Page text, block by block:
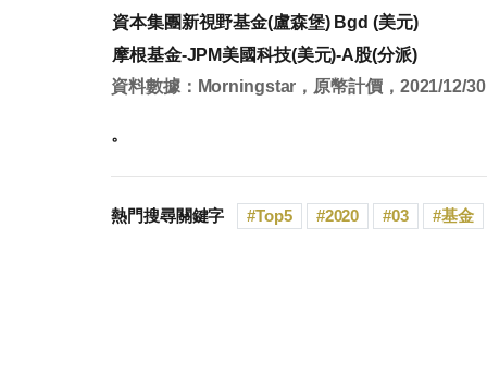
資本集團新視野基金(盧森堡) Bgd (美元)
摩根基金-JPM美國科技(美元)-A股(分派)
資料數據：Morningstar，原幣計價，2021/12/30
。
熱門搜尋關鍵字 Top5 2020 03 基金